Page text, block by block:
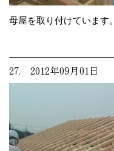
母屋を取り付けています。
27. 2012年09月01日